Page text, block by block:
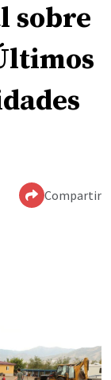
sobre
Compartir